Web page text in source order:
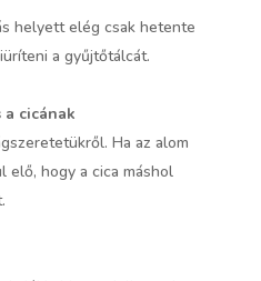
helyett elég csak hetente
a gyűjtőtálcát.
cicának
Ha az alom
elő, hogy a cica máshol